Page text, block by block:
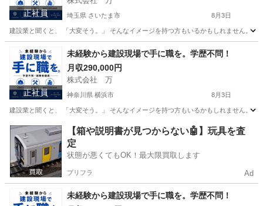
正社員 埼玉県 さいたま市 8月3日
建設業と聞くと、 「大変そう。」 そんなイメージを持つ方もいるかもしれません。
埼玉 さいたま市 その他 未経験
正社員
未経験から建設現場で手に職を。学歴不問！
月収290,000円
株式会社 万
神奈川県 横浜市 8月3日
建設業と聞くと、 「大変そう。」 そんなイメージを持つ方もいるかもしれません。
神奈川 横浜市 その他 未経験
【箱や説明書が見つからない🤖】玩具を査
定
状態が悪くてもOK！最大限買取します
プリフラ Ad
未経験から建設現場で手に職を。学歴不問！